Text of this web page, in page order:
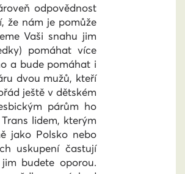
odpovědnost
že nám je pomůže
Vaši snahu jim
pomáhat více
a bude pomáhat i
dvou mužů, kteří
ještě v dětském
párům ho
lidem, kterým
jako Polsko nebo
uskupení častují
budete oporou.